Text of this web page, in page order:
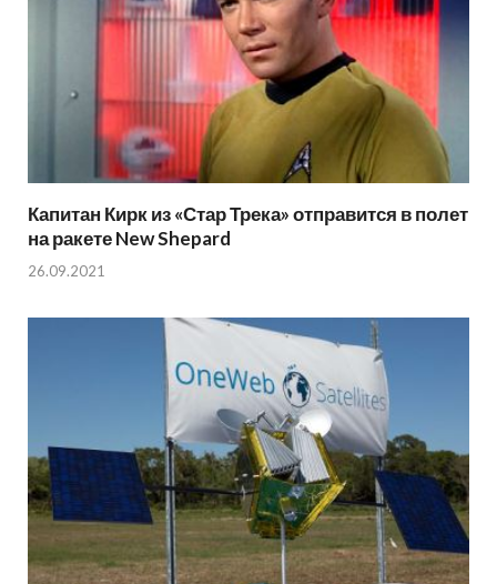
Капитан Кирк из «Стар Трека» отправится в полет
на ракете New Shepard
26.09.2021